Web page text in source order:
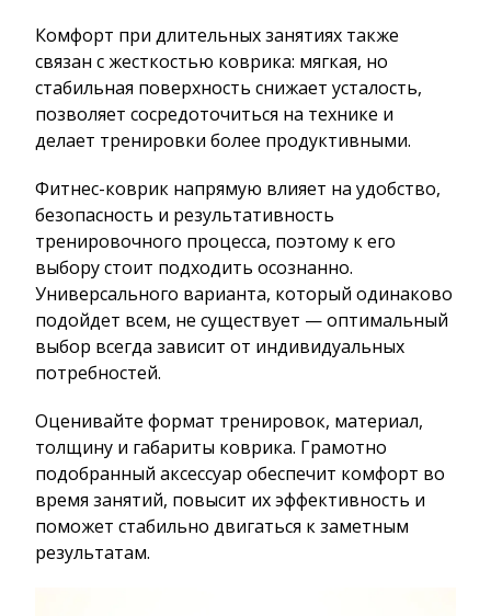
Комфорт при длительных занятиях также
связан с жесткостью коврика: мягкая, но
стабильная поверхность снижает усталость,
позволяет сосредоточиться на технике и
делает тренировки более продуктивными.
Фитнес-коврик напрямую влияет на удобство,
безопасность и результативность
тренировочного процесса, поэтому к его
выбору стоит подходить осознанно.
Универсального варианта, который одинаково
подойдет всем, не существует — оптимальный
выбор всегда зависит от индивидуальных
потребностей.
Оценивайте формат тренировок, материал,
толщину и габариты коврика. Грамотно
подобранный аксессуар обеспечит комфорт во
время занятий, повысит их эффективность и
поможет стабильно двигаться к заметным
результатам.